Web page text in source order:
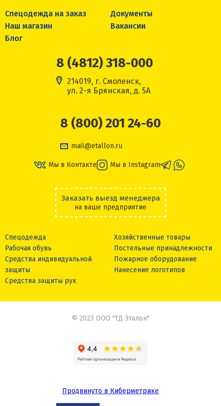
Спецодежда на заказ
Документы
Наш магазин
Вакансии
Блог
8 (4812) 318-000
214019, г. Смоленск,
ул. 2-я Брянская, д. 5А
8 (800) 201 24-60
mail@etallon.ru
Мы в Контакте Мы в Instagram
Заказать выезд менеджера
на ваше предприятие
Спецодежда
Рабочая обувь
Средства индивидуальной
защиты
Средства защиты рук
Хозяйственные товары
Постельные принадлежности
Пожарное оборудование
Нанесение логотипов
© 2023 ООО "ТД Эталон"
Продвинуто в Киберметрике